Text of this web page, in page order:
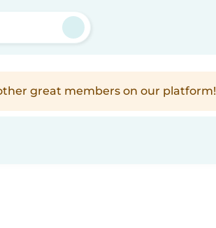
great members on our platform!